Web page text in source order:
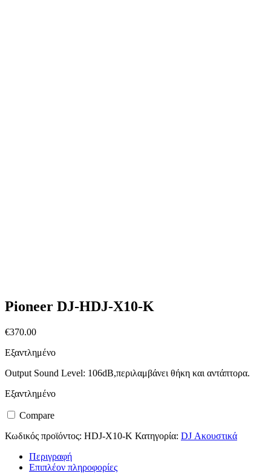
Pioneer DJ-HDJ-X10-K
€370.00
Εξαντλημένο
Output Sound Level: 106dB,περιλαμβάνει θήκη και αντάπτορα.
Εξαντλημένο
Compare
Κωδικός προϊόντος: HDJ-X10-K Κατηγορία: DJ Ακουστικά
Περιγραφή
Επιπλέον πληροφορίες